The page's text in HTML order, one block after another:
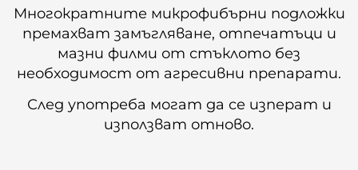
Многократните микрофибърни подложки
премахват замъгляване, отпечатъци и
мазни филми от стъклото без
необходимост от агресивни препарати.
След употреба могат да се изперат и
използват отново.